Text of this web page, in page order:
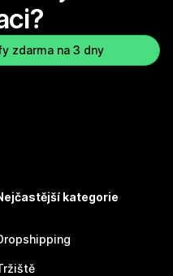
zdarma na 3 dny
kategorie